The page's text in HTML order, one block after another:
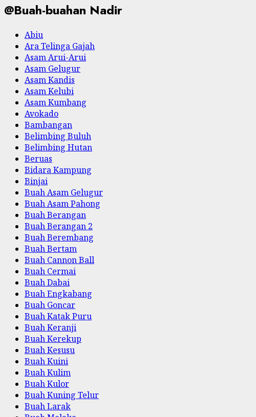
@Buah-buahan Nadir
Abiu
Ara Telinga Gajah
Asam Arui-Arui
Asam Gelugur
Asam Kandis
Asam Kelubi
Asam Kumbang
Avokado
Bambangan
Belimbing Buluh
Belimbing Hutan
Beruas
Bidara Kampung
Binjai
Buah Asam Gelugur
Buah Asam Pahong
Buah Berangan
Buah Berangan 2
Buah Berembang
Buah Bertam
Buah Cannon Ball
Buah Cermai
Buah Dabai
Buah Engkabang
Buah Goncar
Buah Katak Puru
Buah Keranji
Buah Kerekup
Buah Kesusu
Buah Kuini
Buah Kulim
Buah Kulor
Buah Kuning Telur
Buah Larak